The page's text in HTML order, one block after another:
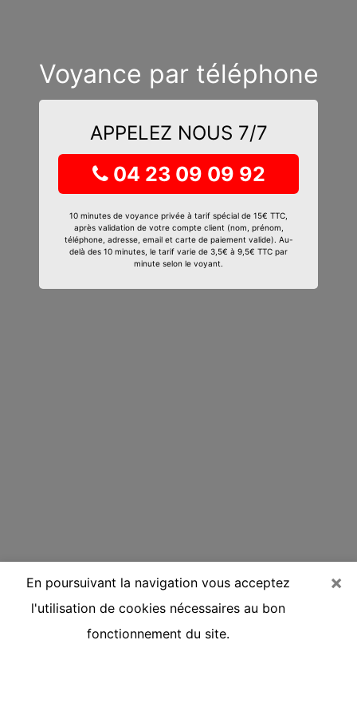
Voyance par téléphone
APPELEZ NOUS 7/7
04 23 09 09 92
10 minutes de voyance privée à tarif spécial de 15€ TTC,
après validation de votre compte client (nom, prénom,
téléphone, adresse, email et carte de paiement valide). Au-
delà des 10 minutes, le tarif varie de 3,5€ à 9,5€ TTC par
minute selon le voyant.
×
En poursuivant la navigation vous acceptez
l'utilisation de cookies nécessaires au bon
fonctionnement du site.